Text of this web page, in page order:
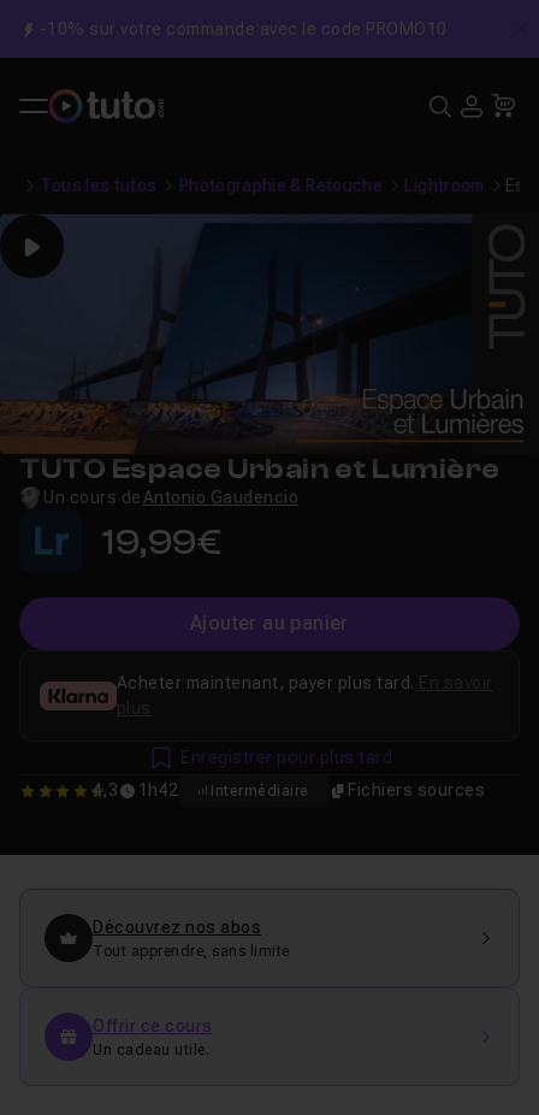
-10% sur votre commande avec le code PROMO10
Tous les tutos Photographie & Retouche Lightroom
Play
TUTO Espace Urbain et Lumière
Un cours de Antonio Gaudencio
19,99€
Ajouter au panier
4.25 4,3 1h42 Intermédiaire Fichiers sources
Acheter maintenant, payer plus tard.
plus
Enregistrer pour plus tard
Découvrez nos abos
Tout apprendre, sans limite
Offrir ce cours
Un cadeau utile.